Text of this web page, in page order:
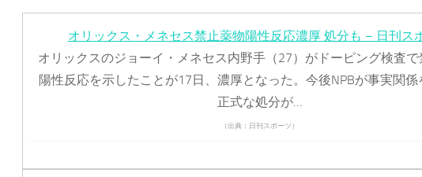
オリックス・メネセス禁止薬物陽性反応濃厚 処分も – 日刊ス
オリックスのジョーイ・メネセス内野手（27）がドーピング検査
陽性反応を示したことが17日、濃厚となった。今後NPBが事実関係
正式な処分が…
（出典：日刊スポーツ）